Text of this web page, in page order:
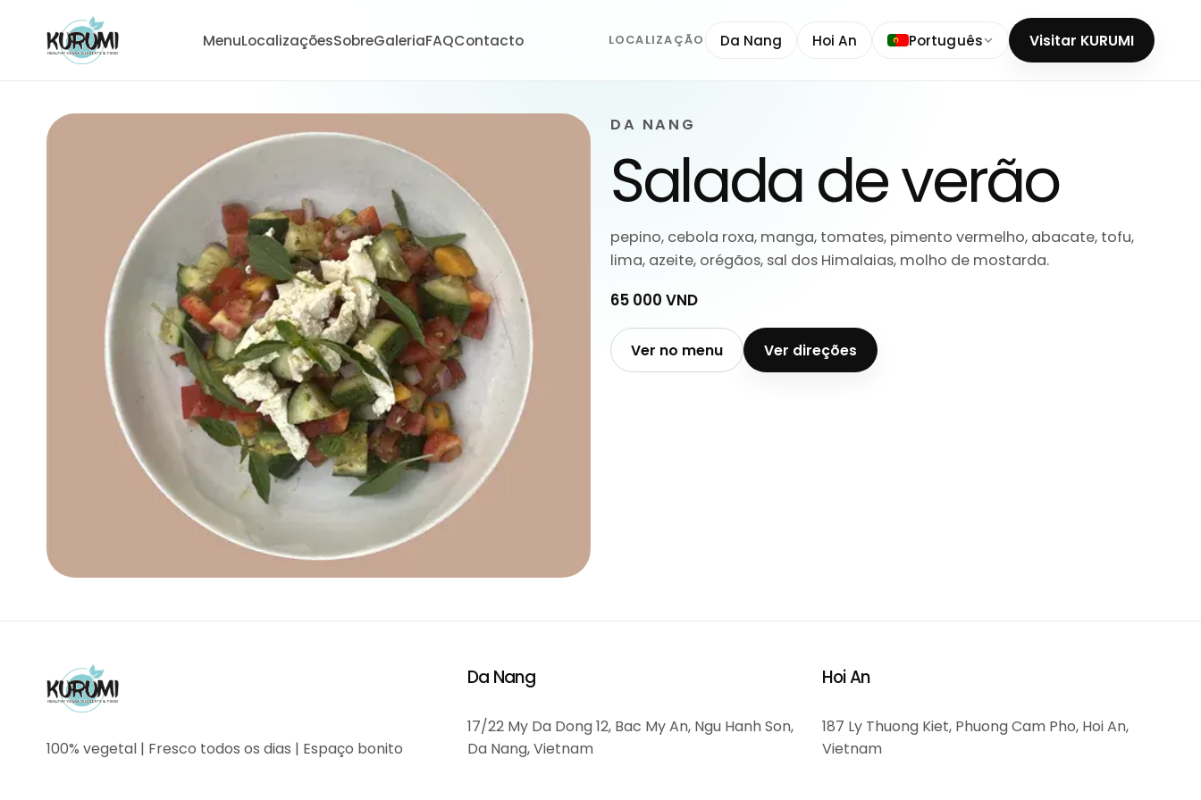
MenuLocalizaçõesSobreGaleriaFAQContacto LOCALIZAÇÃO Da Nang Hoi An Português Visitar KURUMI
DA NANG
Salada de verão
pepino, cebola roxa, manga, tomates, pimento vermelho, abacate, tofu,
lima, azeite, orégãos, sal dos Himalaias, molho de mostarda.
65 000 VND
Ver no menu Ver direções
100% vegetal | Fresco todos os dias | Espaço bonito
Da Nang
17/22 My Da Dong 12, Bac My An, Ngu Hanh Son,
Da Nang, Vietnam
Hoi An
187 Ly Thuong Kiet, Phuong Cam Pho, Hoi An,
Vietnam